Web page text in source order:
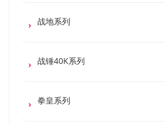
战地系列
战锤40K系列
拳皇系列